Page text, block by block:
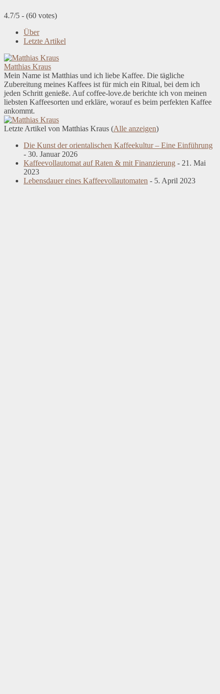
4.7/5 - (60 votes)
Über
Letzte Artikel
Matthias Kraus
Mein Name ist Matthias und ich liebe Kaffee. Die tägliche
Zubereitung meines Kaffees ist für mich ein Ritual, bei dem ich
jeden Schritt genieße. Auf coffee-love.de berichte ich von meinen
liebsten Kaffeesorten und erkläre, worauf es beim perfekten Kaffee
ankommt.
Letzte Artikel von Matthias Kraus (Alle anzeigen)
Die Kunst der orientalischen Kaffeekultur – Eine Einführung
- 30. Januar 2026
Kaffeevollautomat auf Raten & mit Finanzierung - 21. Mai
2023
Lebensdauer eines Kaffeevollautomaten - 5. April 2023